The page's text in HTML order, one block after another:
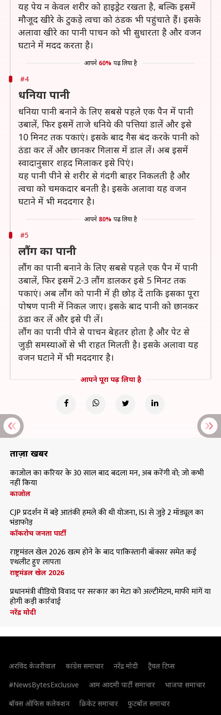
यह पेय न केवल शरीर को हाइड्रेट रखता है, बल्कि इसमें
मौजूद खीरे के टुकड़े त्वचा को ठंडक भी पहुंचाते हैं। इसके
अलावा खीरे का पानी पाचन को भी सुधारता है और वजन
घटाने में मदद करता है।
आपने 60% पढ़ लिया है
#4
धनिया पानी
धनिया पानी बनाने के लिए सबसे पहले एक पैन में पानी
उबालें, फिर इसमें ताजे धनिये की पत्तियां डालें और इसे
10 मिनट तक पकाएं। इसके बाद गैस बंद करके पानी को
ठंडा कर लें और छानकर गिलास में डाल लें। अब इसमें
स्वादानुसार शहद मिलाकर इसे पिएं।
यह पानी पीने से शरीर से गंदगी बाहर निकलती है और
त्वचा को चमकदार बनती है। इसके अलावा यह वजन
घटाने में भी मददगार है।
आपने 80% पढ़ लिया है
#5
लौंग का पानी
लौंग का पानी बनाने के लिए सबसे पहले एक पैन में पानी
उबालें, फिर इसमें 2-3 लौंग डालकर इसे 5 मिनट तक
पकाएं। अब लौंग को पानी में ही छोड़ दें ताकि इसका पूरा
पोषण पानी में निकल जाए। इसके बाद पानी को छानकर
ठंडा कर लें और इसे पी लें।
लौंग का पानी पीने से पाचन बेहतर होता है और पेट से
जुड़ी समस्याओं से भी राहत मिलती है। इसके अलावा यह
वजन घटाने में भी मददगार है।
आपने पूरा पढ़ लिया है
ताज़ा खबरें
काजोल का करियर के 30 साल बाद बदला मन, अब करेंगी वो; जो कभी
नहीं किया
काजोल
CJP प्रदर्शन में बड़े आतंकी हमले की थी योजना, ISI से जुड़े 2 मॉड्यूल का
भंडाफोड़
कॉकरोच जनता पार्टी
राष्ट्रमंडल खेल 2026 खत्म होने के बाद पाकिस्तानी बॉक्सर समेत कई
एथलीट हुए लापता
राष्ट्रमंडल खेल 2026
प्रधानमंत्री वीडियो विवाद पर सरकार का मेटा को अल्टीमेटम, माफी मांगें या
होगी कड़ी कार्रवाई
नरेंद्र मोदी
अरविंद केजरीवाल कांग्रेस समाचार नरेंद्र मोदी
ट्रैवल टिप्स
#NewsBytesExclusive
आम आदमी पार्टी समाचार
भाजपा समाचार
बॉक्स ऑफिस कलेक्शन
क्रिकेट समाचार फुटबॉल समाचार